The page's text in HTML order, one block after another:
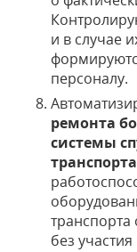
и в случае
персоналу.
ремонта
системы
транспорта
транспорта
без